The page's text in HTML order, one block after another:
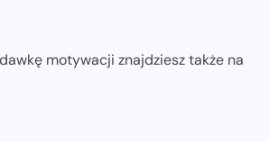
motywacji znajdziesz także na